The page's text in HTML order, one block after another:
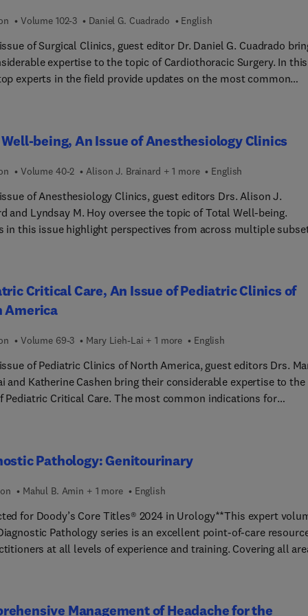
côtoyer ? Les compétences infirmières en lien avec les
cliniques récurrentes et les prises en charge thérapeutiques
en physiopathologie ; Les fiches pathologies déroulées
plan identique : définition, épidémiologie, étiologie, diagnostic,
Volume 102-3 Daniel G. Cuadrado English
of Surgical Clinics, guest editor Dr. Daniel G. Cuadrado
expertise to the topic of Cardiothoracic Surgery. In this
experts in the field provide updates on the most common
heart disease.
being, An Issue of Anesthesiology Clinics
Volume 40-2 Alison J. Brainard + 1 more English
of Anesthesiology Clinics, guest editors Drs. Alison J.
and Lyndsay M. Hoy oversee the topic of Total Well-being.
in this issue highlight perspectives from across multiple
informed, and excited to create an approach for total well-
can be tailored to their workplace and lives.
Critical Care, An Issue of Pediatric Clinics of
America
Volume 69-3 Mary Lieh-Lai + 1 more English
of Pediatric Clinics of North America, guest editors Drs.
and Katherine Cashen bring their considerable expertise to the
Pediatric Critical Care. The most common indications for
admissions, including COVID-19.
Pathology: Genitourinary
Mahul B. Amin + 1 more English
for Doody’s Core Titles® 2024 in Urology**This expert
Pathology series is an excellent point-of-care
at all levels of experience and training. Covering all
overview of all key issues relevant to today’s practice.
Management of Headache for the